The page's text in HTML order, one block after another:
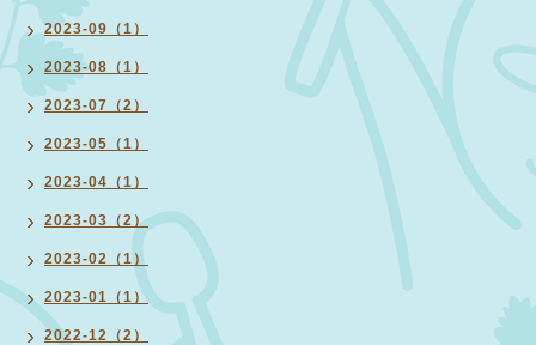
2023-09（1）
2023-08（1）
2023-07（2）
2023-05（1）
2023-04（1）
2023-03（2）
2023-02（1）
2023-01（1）
2022-12（2）